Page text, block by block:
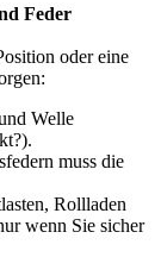
Feder
oder eine
Welle
muss die
Rollladen
wenn Sie sicher